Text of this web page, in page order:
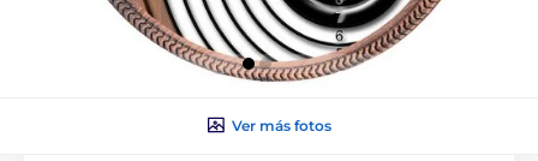
Ver más fotos